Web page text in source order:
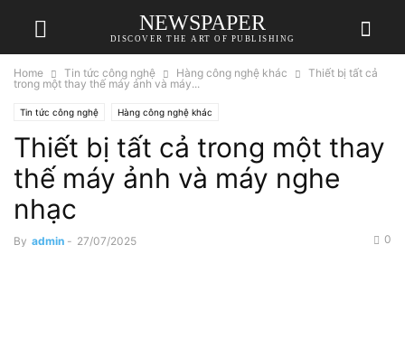
NEWSPAPER
DISCOVER THE ART OF PUBLISHING
Home Tin tức công nghệ Hàng công nghệ khác
Thiết bị tất cả
trong một thay thế máy ảnh và máy...
Tin tức công nghệ Hàng công nghệ khác
Thiết bị tất cả trong một thay
thế máy ảnh và máy nghe
nhạc
By admin - 27/07/2025 0